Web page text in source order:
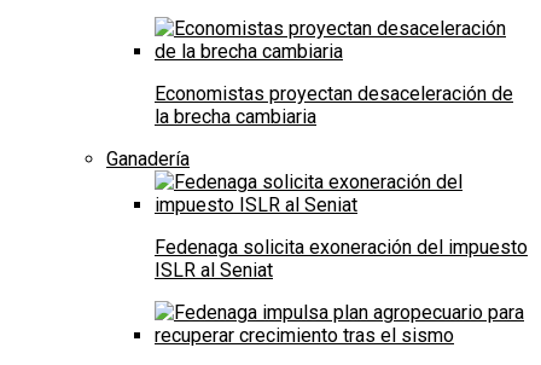
Economistas proyectan desaceleración de
la brecha cambiaria
Ganadería
Fedenaga solicita exoneración del impuesto
ISLR al Seniat